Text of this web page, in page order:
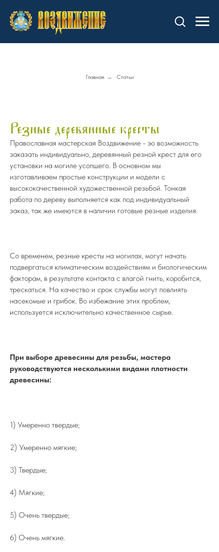
Главная → Статьи
Резные деревянные кресты
Православная мастерская Воздвижение - эо возможность
заказать индивидуально, деревянный резной крест для его
установки на могиле усопшего. В основном мы
изготавливаем простые конструкции и модели с
высококачественной художественной резьбой. Тонкая
работа по дереву выполняется как под индивидуальный
заказ, так же имеются в наличии готовые резные изделия.
Со временем, резные кресты на могилах, могут начать
подвергаться климатическим воздействиям и биологическим
факторам, в результате контакта с влагой гнить, коробится,
трескаться. На качество и срок службы могут повлиять
насекомые и грибок. Во избежание этих проблем,
используется исключительно качественное сырье.
При выборе древесины для резьбы, мастера
руководствуются несколькими видами плотности
древесины:
1) Умеренно твердые;
2) Умеренно мягкие;
3) Твердые;
4) Мягкие;
5) Очень твердые;
6) Очень мягкие.